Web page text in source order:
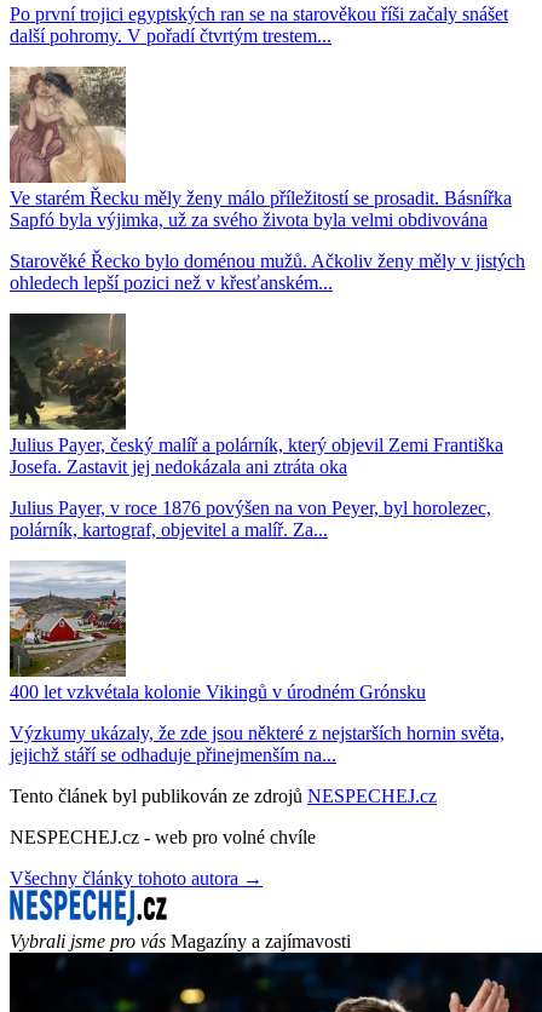
Po první trojici egyptských ran se na starověkou říši začaly snášet
další pohromy. V pořadí čtvrtým trestem...
Ve starém Řecku měly ženy málo příležitostí se prosadit. Básnířka
Sapfó byla výjimka, už za svého života byla velmi obdivována
Starověké Řecko bylo doménou mužů. Ačkoliv ženy měly v jistých
ohledech lepší pozici než v křesťanském...
Julius Payer, český malíř a polárník, který objevil Zemi Františka
Josefa. Zastavit jej nedokázala ani ztráta oka
Julius Payer, v roce 1876 povýšen na von Peyer, byl horolezec,
polárník, kartograf, objevitel a malíř. Za...
400 let vzkvétala kolonie Vikingů v úrodném Grónsku
Výzkumy ukázaly, že zde jsou některé z nejstarších hornin světa,
jejichž stáří se odhaduje přinejmenším na...
Tento článek byl publikován ze zdrojů NESPECHEJ.cz
NESPECHEJ.cz - web pro volné chvíle
Všechny články tohoto autora →
Vybrali jsme pro vás Magazíny a zajímavosti